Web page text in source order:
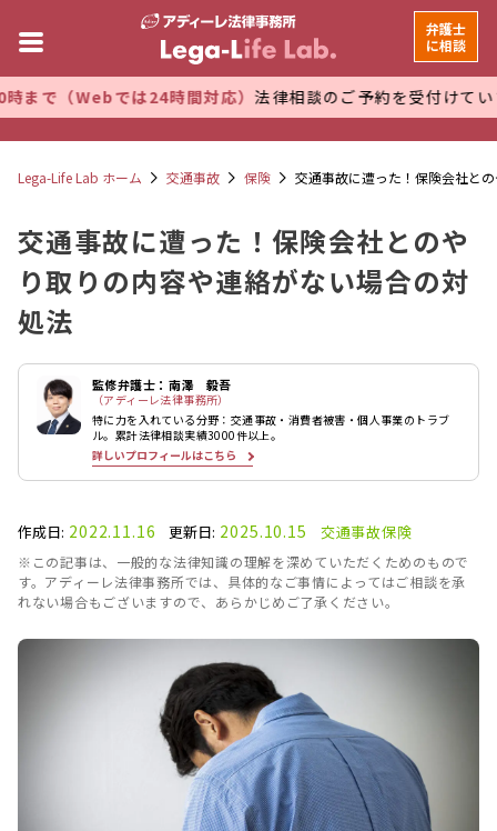
では24時間対応）法律相談のご予約を受付けています。 万全
弁護士
に相談
Lega-Life Lab ホーム 交通事故 保険 交通事故に遭った！保険会社と
交通事故に遭った！保険会社とのや
り取りの内容や連絡がない場合の対
処法
監修弁護士：南澤 毅吾
（アディーレ法律事務所）
特に力を入れている分野：交通事故・消費者被害・個人事業のトラブ
ル。累計法律相談実績3000件以上。
詳しいプロフィールはこちら
作成日: 2022.11.16 更新日: 2025.10.15 交通事故保険
※この記事は、一般的な法律知識の理解を深めていただくためのもので
す。アディーレ法律事務所では、具体的なご事情によってはご相談を承
れない場合もございますので、あらかじめご了承ください。